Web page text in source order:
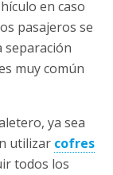
en caso
pasajeros se
separación
muy común
ya sea
utilizar cofres
todos los